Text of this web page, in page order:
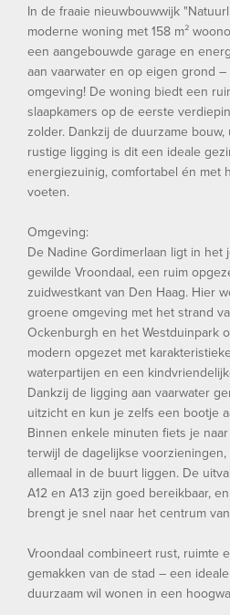
In de fraaie nieuwbouwwijk
moderne woning met 158 m²
een aangebouwde garage en
aan vaarwater en op eigen grond
omgeving! De woning biedt een
slaapkamers op de eerste
zolder. Dankzij de duurzame
rustige ligging is dit een ideale
energiezuinig, comfortabel én met
voeten.
Omgeving:
De Nadine Gordimerlaan ligt in het
gewilde Vroondaal, een ruim
zuidwestkant van Den Haag. Hier
groene omgeving met het strand
Ockenburgh en het Westduinpark
modern opgezet met
waterpartijen en een
Dankzij de ligging aan vaarwater
uitzicht en kun je zelfs een bootje
Binnen enkele minuten fiets je
terwijl de dagelijkse
allemaal in de buurt liggen. De
A12 en A13 zijn goed bereikbaar,
brengt je snel naar het centrum
Vroondaal combineert rust, ruimte
gemakken van de stad – een
duurzaam wil wonen in een